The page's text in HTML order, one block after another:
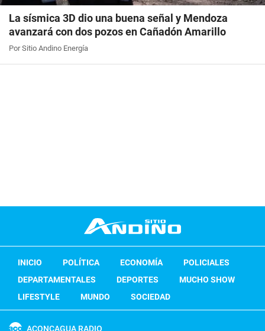
La sísmica 3D dio una buena señal y Mendoza
avanzará con dos pozos en Cañadón Amarillo
Por Sitio Andino Energía
INICIO POLÍTICA ECONOMÍA
POLICIALES
DEPARTAMENTALES
DEPORTES
MUCHO SHOW
LIFESTYLE
MUNDO SOCIEDAD
ACONCAGUA RADIO